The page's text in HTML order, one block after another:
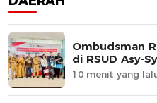
Ombudsman
di RSUD Asy-
10 menit yang